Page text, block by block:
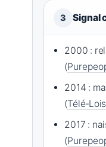
3 Signal
2000 :
(
2014 :
(
2017 :
(